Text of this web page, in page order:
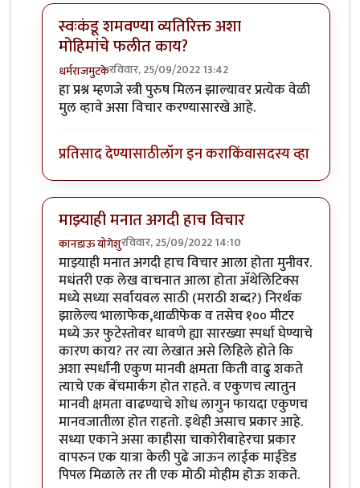
स्वःकंडू शमवण्या व्यतिरिक्त अशा
मोहिमांचे फलीत काय?
धर्मराजमुटकेरविवार, 25/09/2022 13:42
In reply toफलीत ?byकपिलमुनी
हा प्रश्न म्हणजे स्त्री पुरुष मिलन झाल्यावर प्रत्येक वेळी
मुल व्हावे असा विचार करण्यासारखे आहे.
प्रतिसाद देण्यासाठीलॉग इन कराकिंवासदस्य व्हा
माझ्याही मनात अगदी हाच विचार
कानडाऊ योगेशुरविवार, 25/09/2022 14:10
In reply toफलीत ?byकपिलमुनी
माझ्याही मनात अगदी हाच विचार आला होता मुनीवर.
मधंतरी एक लेख वाचनात आला होता अ‍ॅथेलिटिक्स
मध्ये सध्या सर्वायवल साठी (मराठी शब्द?) निरर्थक
झालेल्य भालाफेक,थाळीफेक व तसेच १०० मीटर
मध्ये ऊर फुटेस्तोवर धावणे ह्या सारख्या स्पर्धा घेण्याचे
कारण काय? तर त्या लेखात असे लिहिले होते कि
अशा स्पर्धांनी एकुण मानवी क्षमता किती वाढु शकते
त्याचे एक बेंचमार्कंग होत राहते. व एकुणच त्यातुन
मानवी क्षमता वाढण्याचे शोध लागुन फायदा एकुणच
मानवजातीला होत राहतो. इथेही असाच प्रकार आहे.
सध्या एकाने असा काहीसा चाकोरीबाहेरचा प्रकार
वापरुन एक यात्रा केली पुढे जाऊन लाईक माईंडेड
पिपल मिळाले तर ती एक मोठी मोहीम होऊ शकते.